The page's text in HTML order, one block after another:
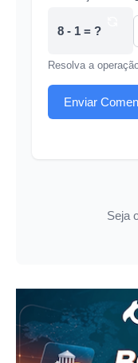
8 - 1 = ?
Resolva a
Enviar
Seja